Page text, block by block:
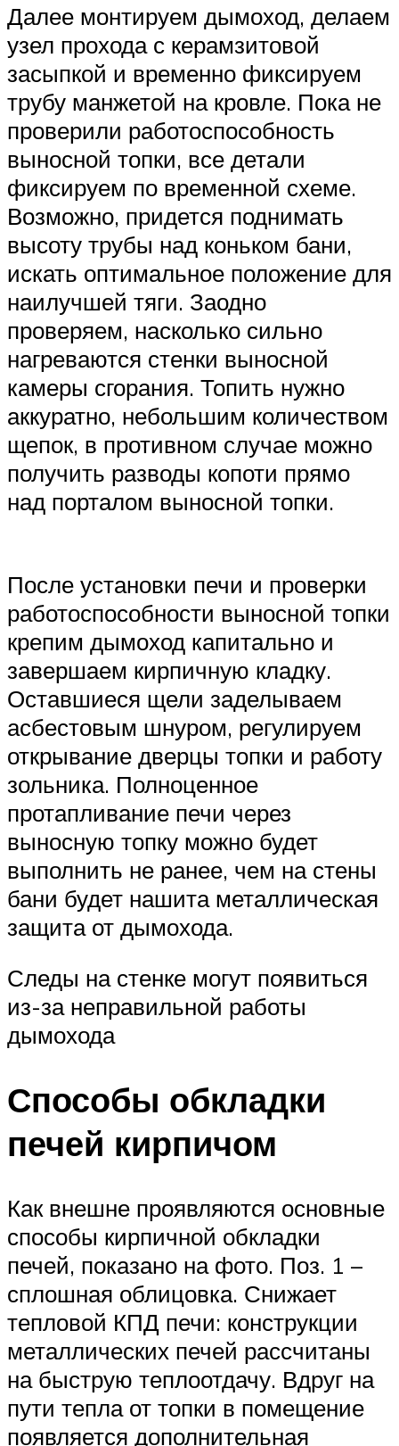
Далее монтируем дымоход, делаем
узел прохода с керамзитовой
засыпкой и временно фиксируем
трубу манжетой на кровле. Пока не
проверили работоспособность
выносной топки, все детали
фиксируем по временной схеме.
Возможно, придется поднимать
высоту трубы над коньком бани,
искать оптимальное положение для
наилучшей тяги. Заодно
проверяем, насколько сильно
нагреваются стенки выносной
камеры сгорания. Топить нужно
аккуратно, небольшим количеством
щепок, в противном случае можно
получить разводы копоти прямо
над порталом выносной топки.
После установки печи и проверки
работоспособности выносной топки
крепим дымоход капитально и
завершаем кирпичную кладку.
Оставшиеся щели заделываем
асбестовым шнуром, регулируем
открывание дверцы топки и работу
зольника. Полноценное
протапливание печи через
выносную топку можно будет
выполнить не ранее, чем на стены
бани будет нашита металлическая
защита от дымохода.
Следы на стенке могут появиться
из-за неправильной работы
дымохода
Способы обкладки
печей кирпичом
Как внешне проявляются основные
способы кирпичной обкладки
печей, показано на фото. Поз. 1 –
сплошная облицовка. Снижает
тепловой КПД печи: конструкции
металлических печей рассчитаны
на быструю теплоотдачу. Вдруг на
пути тепла от топки в помещение
появляется дополнительная